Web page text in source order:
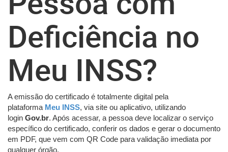
Deficiência no
Meu INSS?
A emissão do certificado é totalmente digital pela
plataforma Meu INSS, via site ou aplicativo, utilizando
login Gov.br. Após acessar, a pessoa deve localizar o serviço
específico do certificado, conferir os dados e gerar o documento
em PDF, que vem com QR Code para validação imediata por
qualquer órgão.